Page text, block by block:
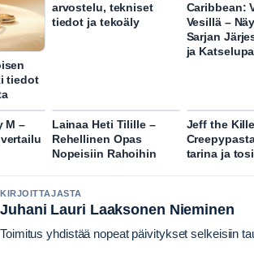
tiedot
arvostelu, tekniset
tiedot ja tekoäly
Caribbean:
Vesillä –
Sarjan
ja
M –
Lainaa Heti Tilille –
Rehellinen Opas
Nopeisiin Rahoihin
Jeff the
tarina ja
KIRJOITTAJASTA
Juhani Lauri Laaksonen Nieminen
Toimitus yhdistää nopeat päivitykset selkeisiin